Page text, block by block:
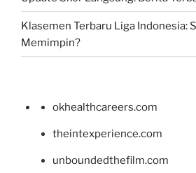
Klasemen Terbaru Liga Indonesia:
Memimpin?
okhealthcareers.com
theintexperience.com
unboundedthefilm.com